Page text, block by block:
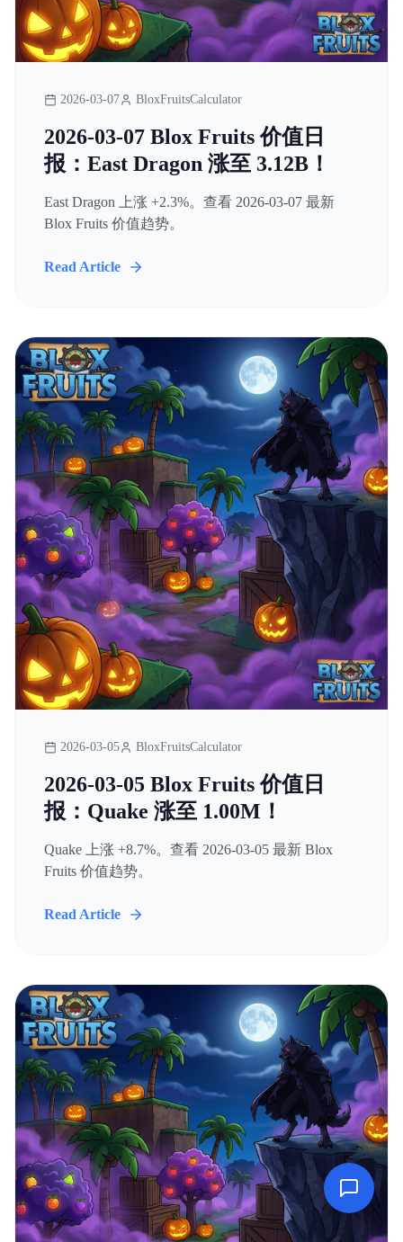
2026-03-07 BloxFruitsCalculator
2026-03-07 Blox Fruits 价值日
报：East Dragon 涨至 3.12B！
East Dragon 上涨 +2.3%。查看 2026-03-07 最新
Blox Fruits 价值趋势。
Read Article
2026-03-05 BloxFruitsCalculator
2026-03-05 Blox Fruits 价值日
报：Quake 涨至 1.00M！
Quake 上涨 +8.7%。查看 2026-03-05 最新 Blox
Fruits 价值趋势。
Read Article